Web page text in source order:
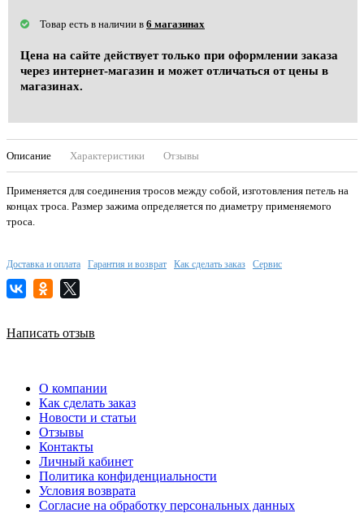
Товар есть в наличии в 6 магазинах
Цена на сайте действует только при оформлении заказа
через интернет-магазин и может отличаться от цены в
магазинах.
Описание Характеристики Отзывы
Применяется для соединения тросов между собой, изготовления петель на
концах троса. Размер зажима определяется по диаметру применяемого
троса.
Доставка и оплата Гарантия и возврат Как сделать заказ Сервис
Написать отзыв
О компании
Как сделать заказ
Новости и статьи
Отзывы
Контакты
Личный кабинет
Политика конфиденциальности
Условия возврата
Согласие на обработку персональных данных